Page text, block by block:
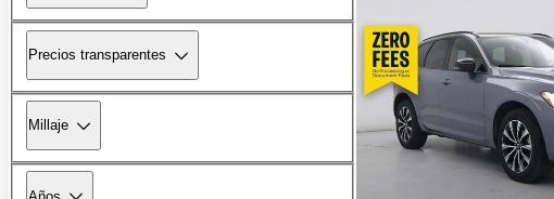
Precios transparentes
Millaje